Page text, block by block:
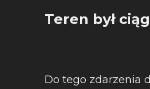
Teren był
Do tego zdarzenia